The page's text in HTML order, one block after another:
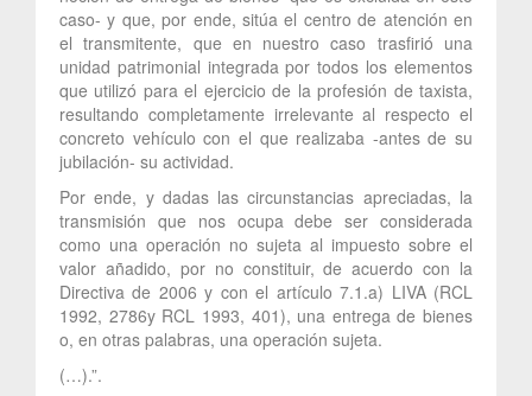
caso- y que, por ende, sitúa el centro de atención en
el transmitente, que en nuestro caso trasfirió una
unidad patrimonial integrada por todos los elementos
que utilizó para el ejercicio de la profesión de taxista,
resultando completamente irrelevante al respecto el
concreto vehículo con el que realizaba -antes de su
jubilación- su actividad.
Por ende, y dadas las circunstancias apreciadas, la
transmisión que nos ocupa debe ser considerada
como una operación no sujeta al impuesto sobre el
valor añadido, por no constituir, de acuerdo con la
Directiva de 2006 y con el artículo 7.1.a) LIVA (RCL
1992, 2786y RCL 1993, 401), una entrega de bienes
o, en otras palabras, una operación sujeta.
(…).”.